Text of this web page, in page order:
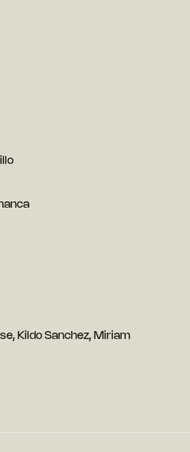
Kildo Sanchez, Miriam